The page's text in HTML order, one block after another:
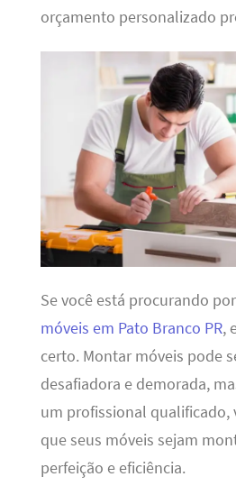
orçamento personalizado
Se você está procurando
móveis em Pato Branco PR,
certo. Montar móveis pode
desafiadora e demorada,
um profissional qualificado,
que seus móveis sejam
perfeição e eficiência.